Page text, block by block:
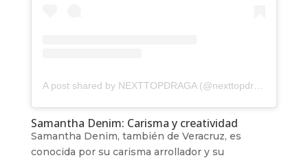
Samantha Denim: Carisma y creatividad
Samantha Denim, también de Veracruz, es
conocida por su carisma arrollador y su